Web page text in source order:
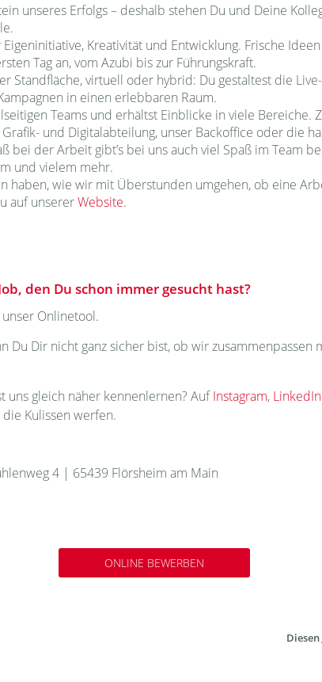
unseres Erfolgs – deshalb stehen Du und Deine
Kreativität und Entwicklung. Frische
Tag an, vom Azubi bis zur Führungskraft.
Standfläche, virtuell oder hybrid: Du gestaltest die
in einen erlebbaren Raum.
Teams und erhältst Einblicke in viele Bereiche.
und Digitalabteilung, unser Backoffice oder die
bei der Arbeit gibt’s bei uns auch viel Spaß im Team
und vielem mehr.
haben, wie wir mit Überstunden umgehen, ob eine
auf unsererWebsite.
den Du schon immer gesucht hast?
Onlinetool.
Du Dir nicht ganz sicher bist, ob wir zusammenpassen
uns gleich näher kennenlernen? AufInstagram, LinkedIn
Kulissen werfen.
4 | 65439 Flörsheim am Main
ONLINE BEWERBEN